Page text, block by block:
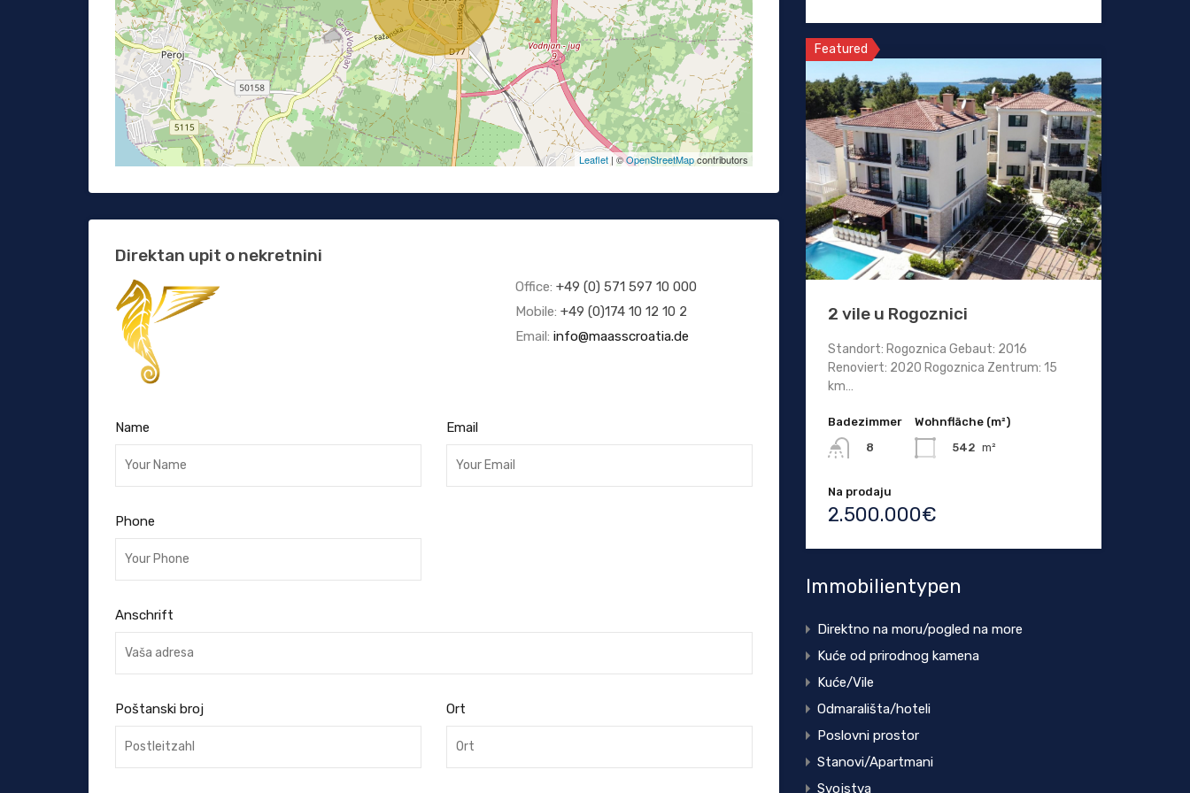
Leaflet| ©OpenStreetMapcontributors
Direktan upit o nekretnini
Office: +49 (0) 571 597 10 000
Mobile: +49 (0)174 10 12 10 2
Email: info@maasscroatia.de
Name Email
Phone
Anschrift
Poštanski broj Ort
Featured
2 vile u Rogoznici
Standort: Rogoznica Gebaut: 2016
Renoviert: 2020 Rogoznica Zentrum: 15
km…
Badezimmer
8
Wohnfläche (m²)
542 m²
Na prodaju
2.500.000€
Immobilientypen
Direktno na moru/pogled na more
Kuće od prirodnog kamena
Kuće/Vile
Odmarališta/hoteli
Poslovni prostor
Stanovi/Apartmani
Svojstva